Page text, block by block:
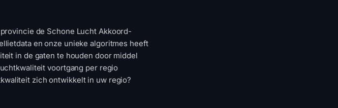
de Schone Lucht Akkoord-
en onze unieke algoritmes heeft
in de gaten te houden door middel
voortgang per regio
zich ontwikkelt in uw regio?